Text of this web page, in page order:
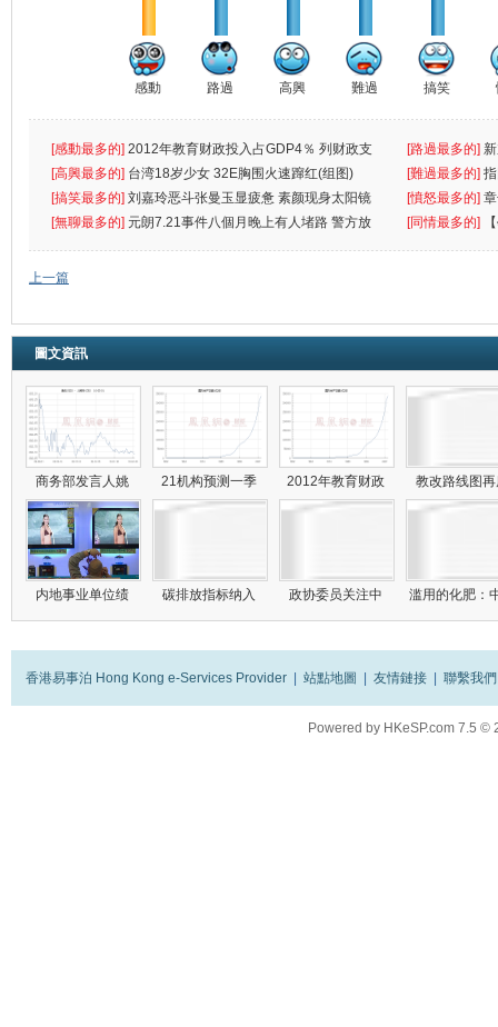
感動 路過 高興 難過 搞笑
[感動最多的] 2012年教育财政投入占GDP4％ 列财政支
出首位
[路過最多的]
[高興最多的] 台湾18岁少女 32E胸围火速蹿红(组图) [難過最多的]
罪
[搞笑最多的] 刘嘉玲恶斗张曼玉显疲惫 素颜现身太阳镜
遮
[憤怒最多的]
[無聊最多的] 元朗7.21事件八個月晚上有人堵路 警方放
[同情最多的]
上一篇
圖文資訊
商务部发言人姚 21机构预测一季 2012年教育财政 教改路线图
内地事业单位绩 碳排放指标纳入 政协委员关注中 滥用的化肥：
香港易事泊 Hong Kong e-Services Provider | 站點地圖 | 友情鏈接 | 聯繫我們
Powered by HKeSP.com 7.5 ©